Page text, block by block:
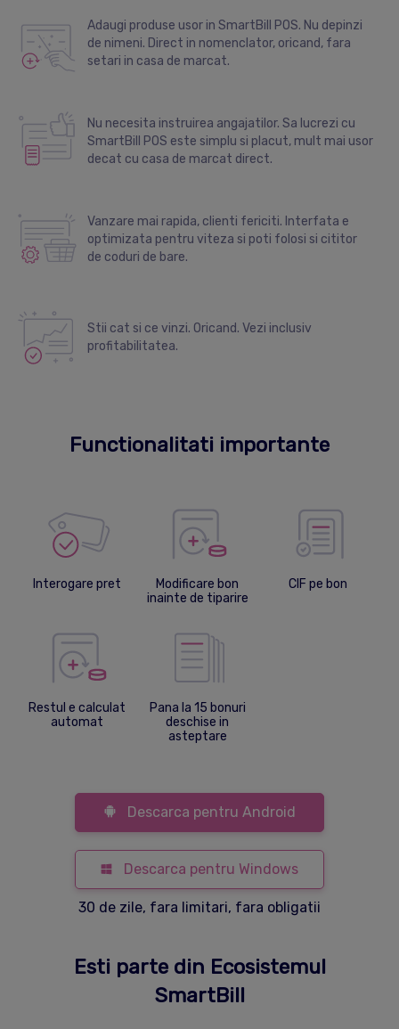
Adaugi produse usor in SmartBill POS. Nu depinzi
de nimeni. Direct in nomenclator, oricand, fara
setari in casa de marcat.
Nu necesita instruirea angajatilor. Sa lucrezi cu
SmartBill POS este simplu si placut, mult mai usor
decat cu casa de marcat direct.
Vanzare mai rapida, clienti fericiti. Interfata e
optimizata pentru viteza si poti folosi si cititor
de coduri de bare.
Stii cat si ce vinzi. Oricand. Vezi inclusiv
profitabilitatea.
Functionalitati importante
Interogare pret
Modificare bon
inainte de tiparire
CIF pe bon
Restul e calculat
automat
Pana la 15 bonuri
deschise in
asteptare
Descarca pentru Android
Descarca pentru Windows
30 de zile, fara limitari, fara obligatii
Esti parte din Ecosistemul
SmartBill